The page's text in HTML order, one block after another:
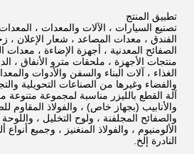
تطبيق المنتج
تصنيع السيارات ، الآلات والمعدات ،
الفندق ، معدات المصاعد ، شعار الإعلان ،
الصفائح المعدنية ، أجهزة الإضاءة ، معدات
منتجات الأجهزة ، ملحقات مترو الأنفاق ،
الغذاء ، آلات البناء والسفن والأدوات
والفضاء وغيرها من الصناعات التحويلية
آلة القطع بالليزر مناسبة لمجموعة متنوعة
والأنابيب (بجهاز خاص) ، والفولاذ المقاوم
والصفائح المجلفنة ، ولوح التخليل ،
الألومنيوم ، والفولاذ المنغنيز ، وجميع أنواع
النادرة إلخ.